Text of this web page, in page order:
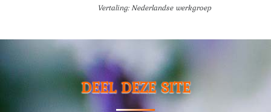
Vertaling: Nederlandse werkgroep
DEEL DEZE SITE